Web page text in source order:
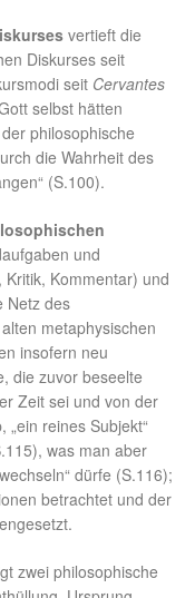
vertieft die
Diskurses seit
seit Cervantes
selbst hätten
philosophische
die Wahrheit des
(S.100).
und
Kommentar) und
Netz des
metaphysischen
insofern neu
die zuvor beseelte
Zeit sei und von der
„ein reines Subjekt“
was man aber
dürfe (S.116);
betrachtet und der
zwei philosophische